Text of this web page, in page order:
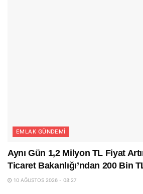
EMLAK GÜNDEMI
Aynı Gün 1,2 Milyon TL Fiyat
Ticaret Bakanlığı’ndan 200 Bin
10 AĞUSTOS 2026 - 08:27